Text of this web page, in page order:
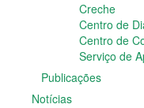
Cantares das
Carnaval
Dia da Amizade
Dia da Mulher
Dia do Pai
Dia da Primavera
Creche
Centro de
Centro de
Serviço de
Publicações
Notícias